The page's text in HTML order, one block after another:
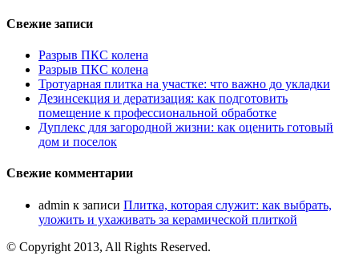
Свежие записи
Разрыв ПКС колена
Разрыв ПКС колена
Тротуарная плитка на участке: что важно до укладки
Дезинсекция и дератизация: как подготовить
помещение к профессиональной обработке
Дуплекс для загородной жизни: как оценить готовый
дом и поселок
Свежие комментарии
admin к записи Плитка, которая служит: как выбрать,
уложить и ухаживать за керамической плиткой
© Copyright 2013, All Rights Reserved.